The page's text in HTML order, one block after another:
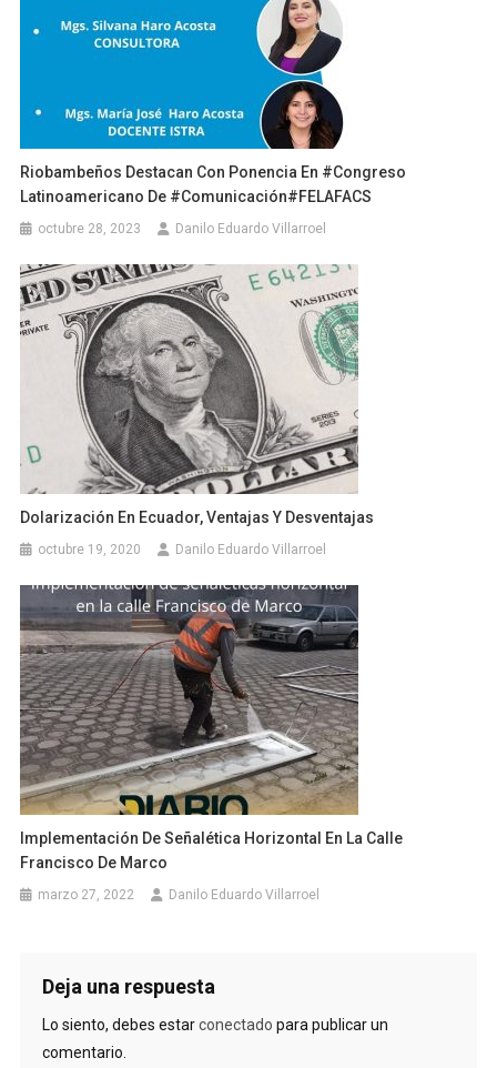
Riobambeños Destacan Con Ponencia En #Congreso
Latinoamericano De #Comunicación#FELAFACS
octubre 28, 2023 Danilo Eduardo Villarroel
Dolarización En Ecuador, Ventajas Y Desventajas
octubre 19, 2020 Danilo Eduardo Villarroel
Implementación De Señalética Horizontal En La Calle
Francisco De Marco
marzo 27, 2022 Danilo Eduardo Villarroel
Deja una respuesta
Lo siento, debes estarconectado para publicar un
comentario.